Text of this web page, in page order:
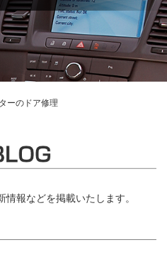
ーのドア修理
報などを掲載いたします。